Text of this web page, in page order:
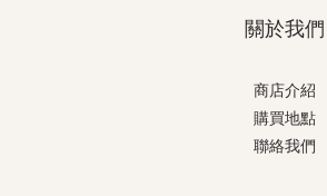
關於我們
商店介紹
購買地點
聯絡我們